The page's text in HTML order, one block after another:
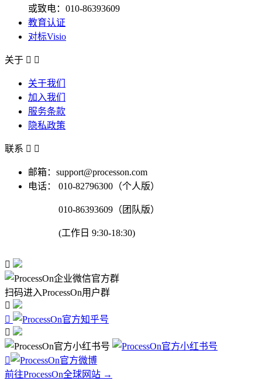
或致电：010-86393609
教育认证
对标Visio
关于  
关于我们
加入我们
服务条款
隐私政策
联系  
邮箱：support@processon.com
电话：
010-82796300（个人版）
010-86393609（团队版）
(工作日 9:30-18:30)

扫码进入ProcessOn用户群




前往ProcessOn全球网站 →